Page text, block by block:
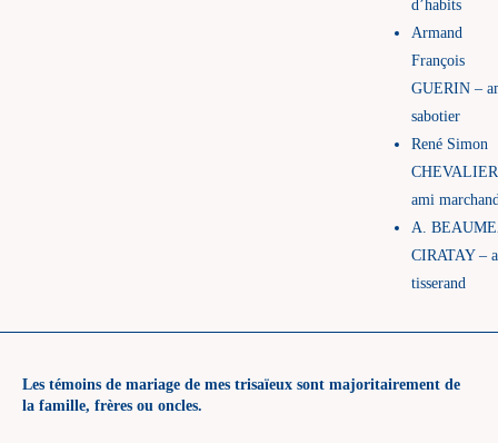
d’habits
Armand
François
GUERIN –
sabotier
René Simon
ami
A.
CIRATAY –
tisserand
Les témoins de mariage de mes trisaïeux sont majoritairement de
la famille, frères ou oncles.